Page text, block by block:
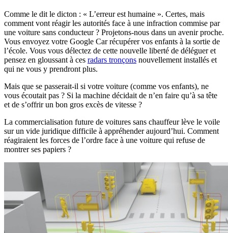
Comme le dit le dicton : « L’erreur est humaine ». Certes, mais
comment vont réagir les autorités face à une infraction commise par
une voiture sans conducteur ? Projetons-nous dans un avenir proche.
Vous envoyez votre Google Car récupérer vos enfants à la sortie de
l’école. Vous vous délectez de cette nouvelle liberté de déléguer et
pensez en gloussant à ces radars tronçons nouvellement installés et
qui ne vous y prendront plus.
Mais que se passerait-il si votre voiture (comme vos enfants), ne
vous écoutait pas ? Si la machine décidait de n’en faire qu’à sa tête
et de s’offrir un bon gros excès de vitesse ?
La commercialisation future de voitures sans chauffeur lève le voile
sur un vide juridique difficile à appréhender aujourd’hui. Comment
réagiraient les forces de l’ordre face à une voiture qui refuse de
montrer ses papiers ?